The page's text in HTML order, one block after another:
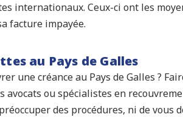
internationaux. Ceux-ci ont les
facture impayée.
au Pays de Galles
une créance au Pays de Galles ?
avocats ou spécialistes en
des procédures, ni de vous